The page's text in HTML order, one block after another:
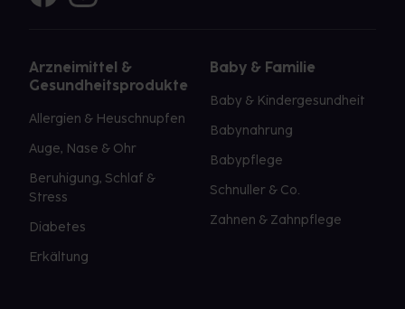
Arzneimittel &
Gesundheitsprodukte
Allergien & Heuschnupfen
Auge, Nase & Ohr
Beruhigung, Schlaf &
Stress
Diabetes
Erkältung
Baby & Familie
Baby & Kindergesundheit
Babynahrung
Babypflege
Schnuller & Co.
Zahnen & Zahnpflege